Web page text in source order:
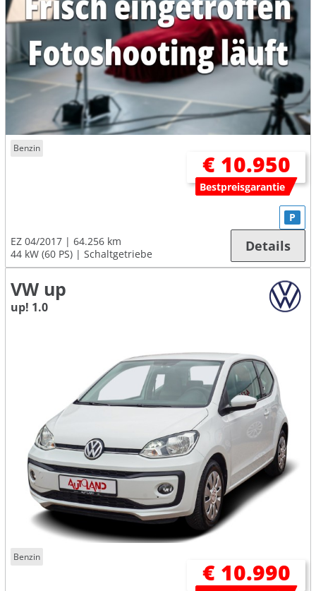
Benzin
€ 10.950
Bestpreisgarantie
EZ 04/2017
64.256 km
44 kW (60 PS)
Schaltgetriebe
P
Details
VW up
up! 1.0
Benzin
€ 10.990